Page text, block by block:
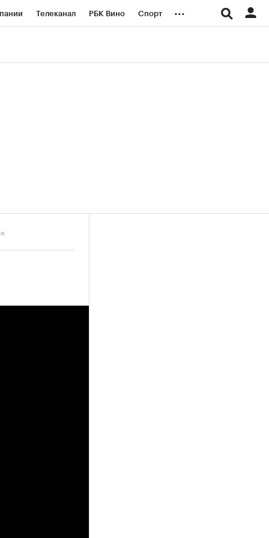
Телеканал РБК Вино Спорт ...